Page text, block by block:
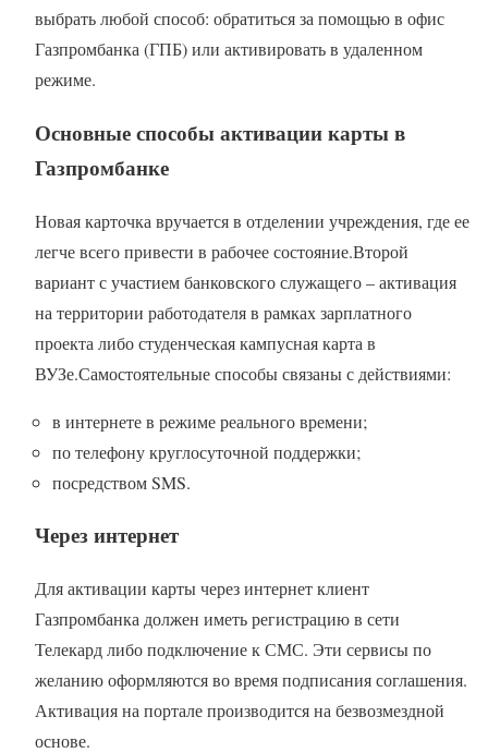
выбрать любой способ: обратиться за помощью в офис
Газпромбанка (ГПБ) или активировать в удаленном
режиме.
Основные способы активации карты в
Газпромбанке
Новая карточка вручается в отделении учреждения, где ее
легче всего привести в рабочее состояние.Второй
вариант с участием банковского служащего – активация
на территории работодателя в рамках зарплатного
проекта либо студенческая кампусная карта в
ВУЗе.Самостоятельные способы связаны с действиями:
в интернете в режиме реального времени;
по телефону круглосуточной поддержки;
посредством SMS.
Через интернет
Для активации карты через интернет клиент
Газпромбанка должен иметь регистрацию в сети
Телекард либо подключение к СМС. Эти сервисы по
желанию оформляются во время подписания соглашения.
Активация на портале производится на безвозмездной
основе.